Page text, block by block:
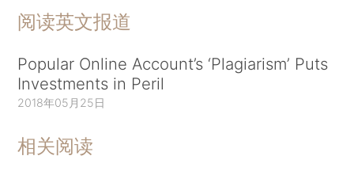
阅读英文报道
Popular Online Account’s ‘Plagiarism’ Puts
Investments in Peril
2018年05月25日
相关阅读